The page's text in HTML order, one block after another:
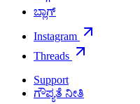
ಬ್ಲಾಗ್
Instagram
Threads
Support
ಗೌಪ್ಯತೆ ನೀತಿ